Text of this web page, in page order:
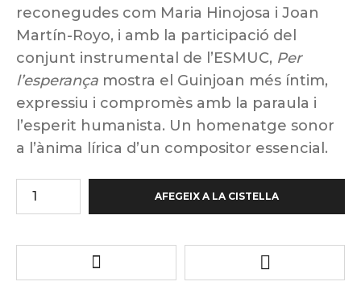
reconegudes com Maria Hinojosa i Joan
Martín-Royo, i amb la participació del
conjunt instrumental de l’ESMUC, Per
l’esperança mostra el Guinjoan més íntim,
expressiu i compromès amb la paraula i
l’esperit humanista. Un homenatge sonor
a l’ànima lírica d’un compositor essencial.
AFEGEIX A LA CISTELLA